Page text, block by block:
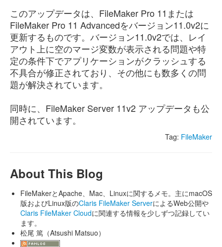
このアップデータは、FileMaker Pro 11または
FileMaker Pro 11 Advancedをバージョン11.0v2に
更新するものです。バージョン11.0v2では、レイ
アウト上に空のマージ変数が表示される問題や特
定の条件下でアプリケーションがクラッシュする
不具合が修正されており、その他にも数多くの問
題が解決されています。
同時に、FileMaker Server 11v2 アップデータも公
開されています。
Tag: FileMaker
About This Blog
FileMakerとApache、Mac、Linuxに関するメモ。主にmacOS
版およびLinux版のClaris FileMaker ServerによるWeb公開や
Claris FileMaker Cloudに関連する情報を少しずつ記録してい
ます。
松尾 篤（Atsushi Matsuo）